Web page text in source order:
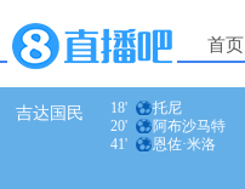
首页
吉达国民 18'
托尼
20'
阿布沙马特
41'
恩佐·米洛